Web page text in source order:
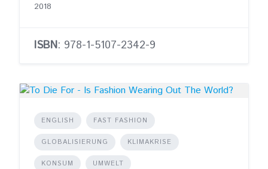
2018
ISBN: 978-1-5107-2342-9
ENGLISH FAST FASHION
GLOBALISIERUNG KLIMAKRISE
KONSUM UMWELT